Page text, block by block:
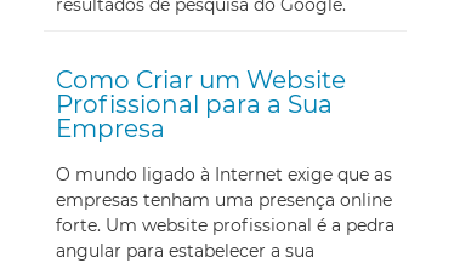
Como Criar um Website
Profissional para a Sua
Empresa
O mundo ligado à Internet exige que as
empresas tenham uma presença online
forte. Um website profissional é a pedra
angular para estabelecer a sua